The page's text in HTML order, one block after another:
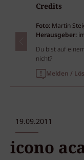
Credits
Foto: Martin
Herausgeber:
Du bist auf
nicht?
Melden /
19.09.2011
icono